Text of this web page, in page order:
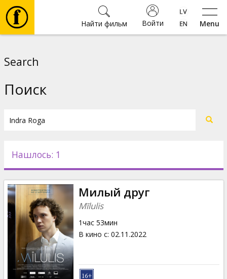
Menu
Войти
Найти фильм
Новости
Подарки
Кинозакуски
B2B
Search
Поиск
Нашлось: 1
Mилый друг
Mīlulis
1час 53мин
В кино с: 02.11.2022